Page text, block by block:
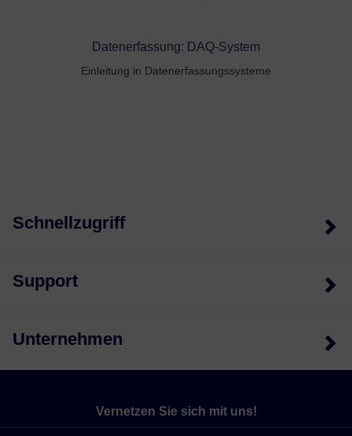
Datenerfassung: DAQ-System
Einleitung in Datenerfassungssysteme
Schnellzugriff
Support
Unternehmen
Vernetzen Sie sich mit uns!